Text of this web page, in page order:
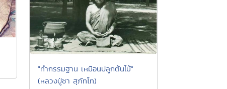
"ทำกรรมฐาน เหมือนปลูกต้นไม้"
(หลวงปู่ชา สุภัทโท)